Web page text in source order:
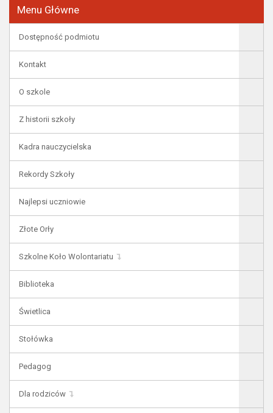
Menu Główne
Dostępność podmiotu
Kontakt
O szkole
Z historii szkoły
Kadra nauczycielska
Rekordy Szkoły
Najlepsi uczniowie
Złote Orły
Szkolne Koło Wolontariatu
Biblioteka
Świetlica
Stołówka
Pedagog
Dla rodziców